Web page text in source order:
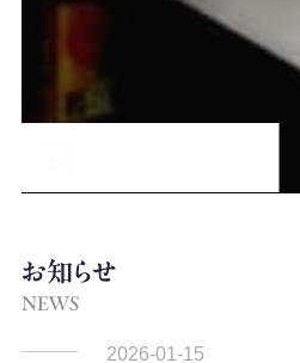
お知らせ
NEWS
2026-01-15